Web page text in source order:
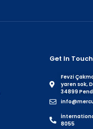
Get In
Fevzi
yaren sok,
34899
8055